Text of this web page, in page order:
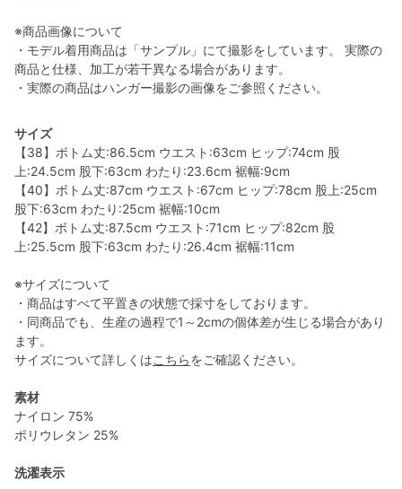
※商品画像について
・モデル着用商品は「サンプル」にて撮影をしています。 実際の
商品と仕様、加工が若干異なる場合があります。
・実際の商品はハンガー撮影の画像をご参照ください。
サイズ
【38】ボトム丈:86.5cm ウエスト:63cm ヒップ:74cm 股
上:24.5cm 股下:63cm わたり:23.6cm 裾幅:9cm
【40】ボトム丈:87cm ウエスト:67cm ヒップ:78cm 股上:25cm
股下:63cm わたり:25cm 裾幅:10cm
【42】ボトム丈:87.5cm ウエスト:71cm ヒップ:82cm 股
上:25.5cm 股下:63cm わたり:26.4cm 裾幅:11cm
※サイズについて
・商品はすべて平置きの状態で採寸をしております。
・同商品でも、生産の過程で1～2cmの個体差が生じる場合があり
ます。
サイズについて詳しくはこちらをご確認ください。
素材
ナイロン 75%
ポリウレタン 25%
洗濯表示